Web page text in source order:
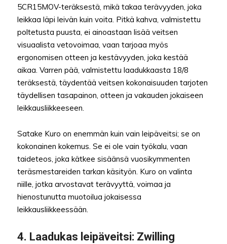
5CR15MOV-teräksestä, mikä takaa terävyyden, joka
leikkaa läpi leivän kuin voita. Pitkä kahva, valmistettu
poltetusta puusta, ei ainoastaan lisää veitsen
visuaalista vetovoimaa, vaan tarjoaa myös
ergonomisen otteen ja kestävyyden, joka kestää
aikaa. Varren pää, valmistettu laadukkaasta 18/8
teräksestä, täydentää veitsen kokonaisuuden tarjoten
täydellisen tasapainon, otteen ja vakauden jokaiseen
leikkausliikkeeseen.
Satake Kuro on enemmän kuin vain leipäveitsi; se on
kokonainen kokemus. Se ei ole vain työkalu, vaan
taideteos, joka kätkee sisäänsä vuosikymmenten
teräsmestareiden tarkan käsityön. Kuro on valinta
niille, jotka arvostavat terävyyttä, voimaa ja
hienostunutta muotoilua jokaisessa
leikkausliikkeessään.
4. Laadukas leipäveitsi: Zwilling